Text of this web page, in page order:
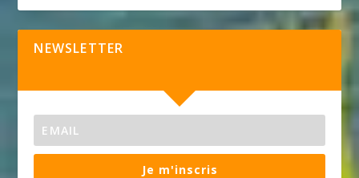
NEWSLETTER
Je m'inscris